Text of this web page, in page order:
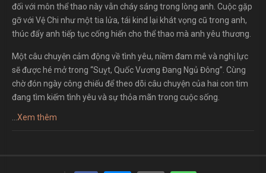
đối với môn thể thao này vẫn cháy sáng trong lòng anh. Cuộc gặp
gỡ với Vệ Chi như một tia lửa, tái kind lại khát vọng cũ trong anh,
thúc đẩy anh tiếp tục cống hiến cho thể thao mà anh yêu thương.
Một câu chuyện cảm động về tình yêu, niềm đam mê và nghị lực
sẽ được hé mở trong “Suỵt, Quốc Vương Đang Ngủ Đông”. Cùng
chờ đón ngày công chiếu để theo dõi câu chuyện của hai con tim
đang tìm kiếm tình yêu và sự thỏa mãn trong cuộc sống.
Xem thêm